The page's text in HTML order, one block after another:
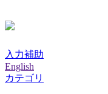
入力補助
English
カテゴリ